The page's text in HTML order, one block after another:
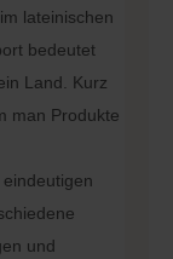
lateinischen
bedeutet
Land. Kurz
man Produkte
und